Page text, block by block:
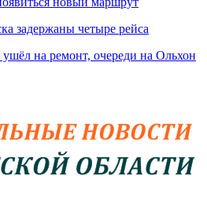
задержаны четыре рейса
на ремонт, очереди на Ольхон